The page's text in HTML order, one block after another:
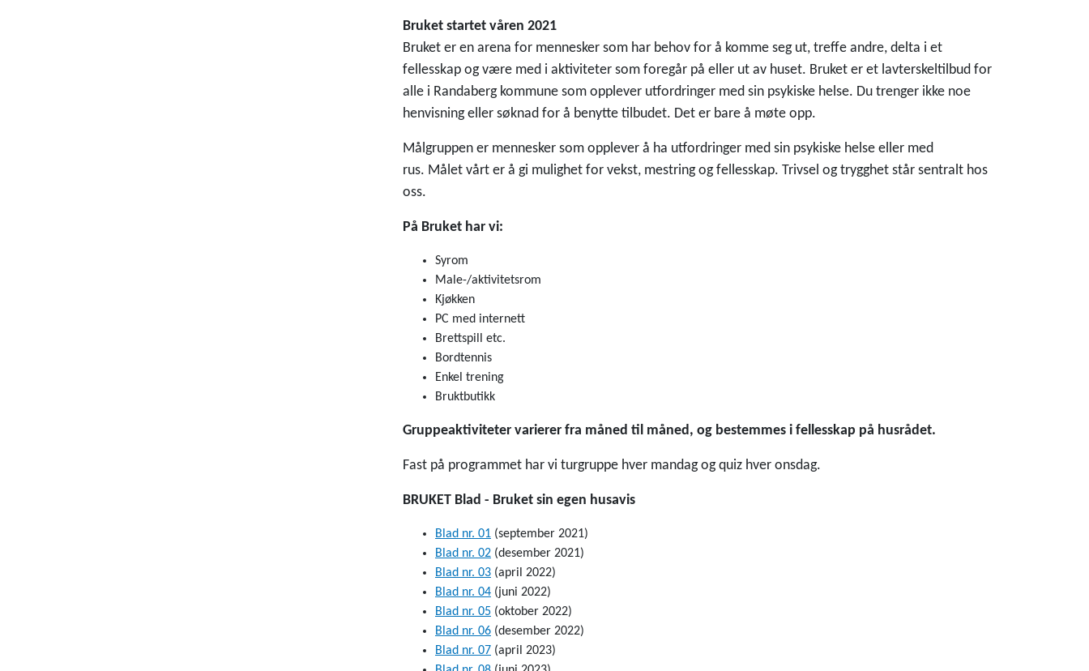
Bruket startet våren 2021
Bruket er en arena for mennesker som har behov for å komme seg ut, treffe andre, delta i et
fellesskap og være med i aktiviteter som foregår på eller ut av huset. Bruket er et lavterskeltilbud for
alle i Randaberg kommune som opplever utfordringer med sin psykiske helse. Du trenger ikke noe
henvisning eller søknad for å benytte tilbudet. Det er bare å møte opp.
Målgruppen er mennesker som opplever å ha utfordringer med sin psykiske helse eller med
rus. Målet vårt er å gi mulighet for vekst, mestring og fellesskap. Trivsel og trygghet står sentralt hos
oss.
På Bruket har vi:
Syrom
Male-/aktivitetsrom
Kjøkken
PC med internett
Brettspill etc.
Bordtennis
Enkel trening
Bruktbutikk
Gruppeaktiviteter varierer fra måned til måned, og bestemmes i fellesskap på husrådet.
Fast på programmet har vi turgruppe hver mandag og quiz hver onsdag.
BRUKET Blad - Bruket sin egen husavis
Blad nr. 01(september 2021)
Blad nr. 02(desember 2021)
Blad nr. 03(april 2022)
Blad nr. 04(juni 2022)
Blad nr. 05(oktober 2022)
Blad nr. 06(desember 2022)
Blad nr. 07(april 2023)